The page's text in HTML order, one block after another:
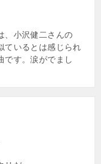
、小沢健二さんの
ているとは感じられ
です。涙がでまし